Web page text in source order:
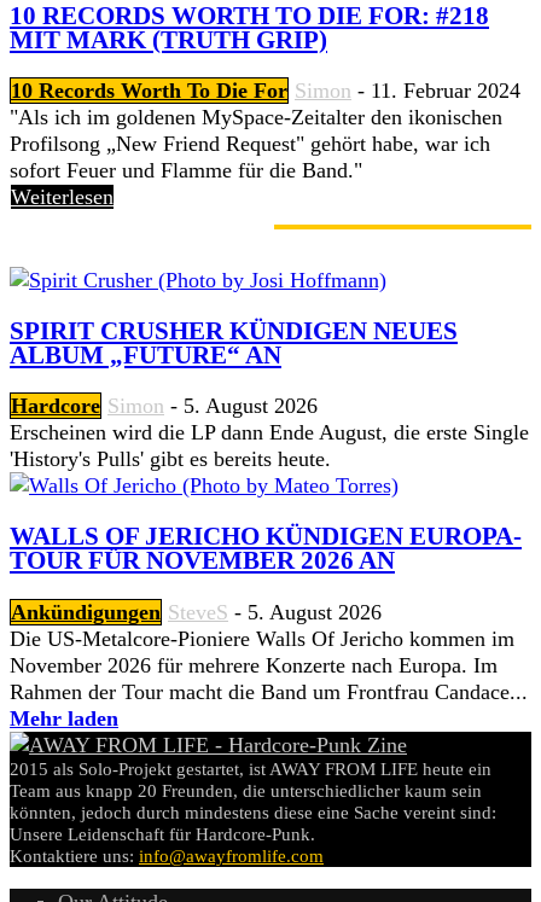
10 RECORDS WORTH TO DIE FOR: #218
MIT MARK (TRUTH GRIP)
10 Records Worth To Die For Simon - 11. Februar 2024
"Als ich im goldenen MySpace-Zeitalter den ikonischen
Profilsong „New Friend Request" gehört habe, war ich
sofort Feuer und Flamme für die Band."
Weiterlesen
SPIRIT CRUSHER KÜNDIGEN NEUES
ALBUM „FUTURE“ AN
Hardcore Simon - 5. August 2026
Erscheinen wird die LP dann Ende August, die erste Single
'History's Pulls' gibt es bereits heute.
WALLS OF JERICHO KÜNDIGEN EUROPA-
TOUR FÜR NOVEMBER 2026 AN
Ankündigungen SteveS - 5. August 2026
Die US-Metalcore-Pioniere Walls Of Jericho kommen im
November 2026 für mehrere Konzerte nach Europa. Im
Rahmen der Tour macht die Band um Frontfrau Candace...
Mehr laden
2015 als Solo-Projekt gestartet, ist AWAY FROM LIFE heute ein
Team aus knapp 20 Freunden, die unterschiedlicher kaum sein
könnten, jedoch durch mindestens diese eine Sache vereint sind:
Unsere Leidenschaft für Hardcore-Punk.
Kontaktiere uns: info@awayfromlife.com